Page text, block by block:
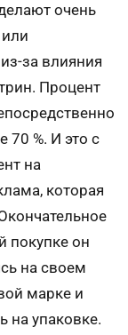
очень
за влияния
Процент
70 %. И это с
на
которая
покупке он
на своем
марке и
на упаковке.